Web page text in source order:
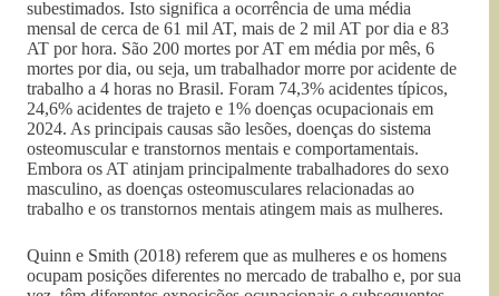
subestimados. Isto significa a ocorrência de uma média
mensal de cerca de 61 mil AT, mais de 2 mil AT por dia e 83
AT por hora. São 200 mortes por AT em média por mês, 6
mortes por dia, ou seja, um trabalhador morre por acidente de
trabalho a 4 horas no Brasil. Foram 74,3% acidentes típicos,
24,6% acidentes de trajeto e 1% doenças ocupacionais em
2024. As principais causas são lesões, doenças do sistema
osteomuscular e transtornos mentais e comportamentais.
Embora os AT atinjam principalmente trabalhadores do sexo
masculino, as doenças osteomusculares relacionadas ao
trabalho e os transtornos mentais atingem mais as mulheres.
Quinn e Smith (2018) referem que as mulheres e os homens
ocupam posições diferentes no mercado de trabalho e, por sua